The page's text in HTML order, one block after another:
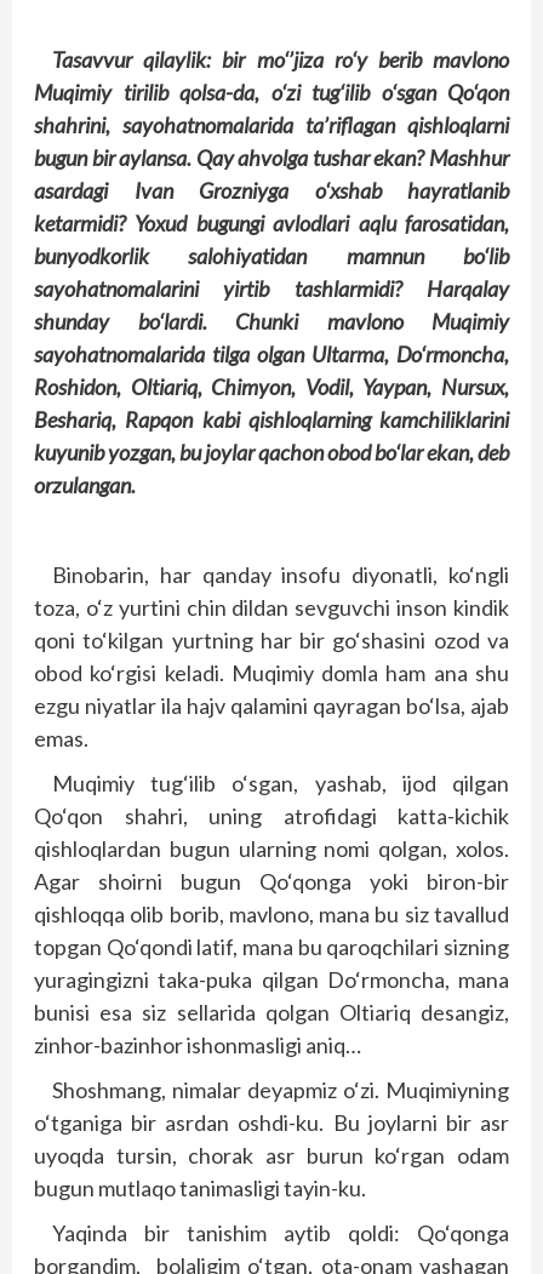
Tasavvur qilaylik: bir mo‘’jiza ro‘y berib mavlono
Muqimiy tirilib qolsa-da, o‘zi tug‘ilib o‘sgan Qo‘qon
shahrini, sayohatnomalarida ta’riflagan qishloqlarni
bugun bir aylansa. Qay ahvolga tushar ekan? Mashhur
asardagi Ivan Grozniyga o‘xshab hayratlanib
ketarmidi? Yoxud bugungi avlodlari aqlu farosatidan,
bunyodkorlik salohiyatidan mamnun bo‘lib
sayohatnomalarini yirtib tashlarmidi? Harqalay
shunday bo‘lardi. Chunki mavlono Muqimiy
sayohatnomalarida tilga olgan Ultarma, Do‘rmoncha,
Roshidon, Oltiariq, Chimyon, Vodil, Yaypan, Nursux,
Beshariq, Rapqon kabi qishloqlarning kamchiliklarini
kuyunib yozgan, bu joylar qachon obod bo‘lar ekan, deb
orzulangan.
Binobarin, har qanday insofu diyonatli, ko‘ngli
toza, o‘z yurtini chin dildan sevguvchi inson kindik
qoni to‘kilgan yurtning har bir go‘shasini ozod va
obod ko‘rgisi keladi. Muqimiy domla ham ana shu
ezgu niyatlar ila hajv qalamini qayragan bo‘lsa, ajab
emas.
Muqimiy tug‘ilib o‘sgan, yashab, ijod qilgan
Qo‘qon shahri, uning atrofidagi katta-kichik
qishloqlardan bugun ularning nomi qolgan, xolos.
Agar shoirni bugun Qo‘qonga yoki biron-bir
qishloqqa olib borib, mavlono, mana bu siz tavallud
topgan Qo‘qondi latif, mana bu qaroqchilari sizning
yuragingizni taka-puka qilgan Do‘rmoncha, mana
bunisi esa siz sellarida qolgan Oltiariq desangiz,
zinhor-bazinhor ishonmasligi aniq…
Shoshmang, nimalar deyapmiz o‘zi. Muqimiyning
o‘tganiga bir asrdan oshdi-ku. Bu joylarni bir asr
uyoqda tursin, chorak asr burun ko‘rgan odam
bugun mutlaqo tanimasligi tayin-ku.
Yaqinda bir tanishim aytib qoldi: Qo‘qonga
borgandim, bolaligim o‘tgan, ota-onam yashagan